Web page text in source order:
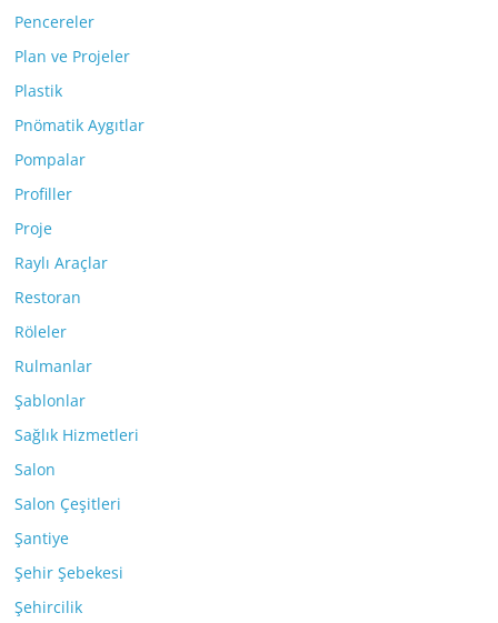
Pencereler
Plan ve Projeler
Plastik
Pnömatik Aygıtlar
Pompalar
Profiller
Proje
Raylı Araçlar
Restoran
Röleler
Rulmanlar
Şablonlar
Sağlık Hizmetleri
Salon
Salon Çeşitleri
Şantiye
Şehir Şebekesi
Şehircilik